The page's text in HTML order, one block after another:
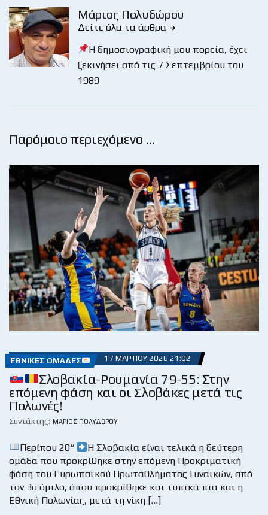
Μάριος Πολυδώρου
Δείτε όλα τα άρθρα
Η δημοσιογραφική μου πορεία, έχει
ξεκινήσει από τις 7 Σεπτεμβρίου του
1989
Παρόμοιο περιεχόμενο …
ΕΘΝΙΚΈΣ ΟΜΆΔΕΣ 17 ΜΑΡΤΊΟΥ 2026 21:02
Σλοβακία-Ρουμανία 79-55: Στην
επόμενη φάση και οι Σλοβάκες μετά τις
Πολωνές!
Συντάκτης: ΜΆΡΙΟΣ ΠΟΛΥΔΏΡΟΥ
Περίπου 20“
Η Σλοβακία είναι τελικά η δεύτερη
ομάδα που προκρίθηκε στην επόμενη Προκριματική
φάση του Ευρωπαϊκού Πρωταθλήματος Γυναικών, από
τον 3ο όμιλο, όπου προκρίθηκε και τυπικά πια και η
Εθνική Πολωνίας, μετά τη νίκη […]